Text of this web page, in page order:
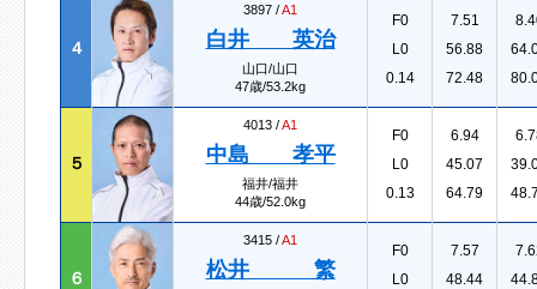
４
3897 /A1
白井 英治
山口/山口
47歳/53.2kg
F0
L0
0.14
7.51
56.88
72.48
５
4013 /A1
中島 孝平
福井/福井
44歳/52.0kg
F0
L0
0.13
6.94
45.07
64.79
６
3415 /A1
松井 繁
F0
L0
7.57
48.44